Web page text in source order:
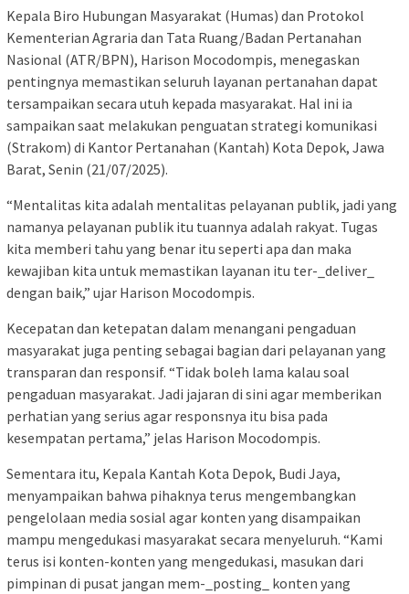
Kepala Biro Hubungan Masyarakat (Humas) dan Protokol
Kementerian Agraria dan Tata Ruang/Badan Pertanahan
Nasional (ATR/BPN), Harison Mocodompis, menegaskan
pentingnya memastikan seluruh layanan pertanahan dapat
tersampaikan secara utuh kepada masyarakat. Hal ini ia
sampaikan saat melakukan penguatan strategi komunikasi
(Strakom) di Kantor Pertanahan (Kantah) Kota Depok, Jawa
Barat, Senin (21/07/2025).
“Mentalitas kita adalah mentalitas pelayanan publik, jadi yang
namanya pelayanan publik itu tuannya adalah rakyat. Tugas
kita memberi tahu yang benar itu seperti apa dan maka
kewajiban kita untuk memastikan layanan itu ter-_deliver_
dengan baik,” ujar Harison Mocodompis.
Kecepatan dan ketepatan dalam menangani pengaduan
masyarakat juga penting sebagai bagian dari pelayanan yang
transparan dan responsif. “Tidak boleh lama kalau soal
pengaduan masyarakat. Jadi jajaran di sini agar memberikan
perhatian yang serius agar responsnya itu bisa pada
kesempatan pertama,” jelas Harison Mocodompis.
Sementara itu, Kepala Kantah Kota Depok, Budi Jaya,
menyampaikan bahwa pihaknya terus mengembangkan
pengelolaan media sosial agar konten yang disampaikan
mampu mengedukasi masyarakat secara menyeluruh. “Kami
terus isi konten-konten yang mengedukasi, masukan dari
pimpinan di pusat jangan mem-_posting_ konten yang